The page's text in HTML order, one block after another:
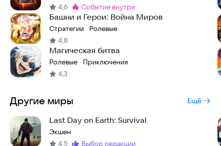
4,6 Метка:
событие внутри
Башни и Герои: Война Миров
Стратегии · Ролевые
4,8
Магическая битва
Ролевые · Приключения
4,3
Другие миры Ещё
Last Day on Earth: Survival
Экшен
4,5
выбор редакции